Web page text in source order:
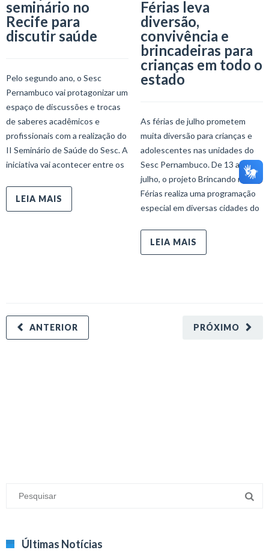
seminário no
Recife para
discutir saúde
Pelo segundo ano, o Sesc
Pernambuco vai protagonizar um
espaço de discussões e trocas
de saberes acadêmicos e
profissionais com a realização do
II Seminário de Saúde do Sesc. A
iniciativa vai acontecer entre os
LEIA MAIS
Férias leva
diversão,
convivência e
brincadeiras para
crianças em todo o
estado
As férias de julho prometem
muita diversão para crianças e
adolescentes nas unidades do
Sesc Pernambuco. De 13 a 24 de
julho, o projeto Brincando nas
Férias realiza uma programação
especial em diversas cidades do
LEIA MAIS
PRÓXIMO
ANTERIOR
Últimas Notícias